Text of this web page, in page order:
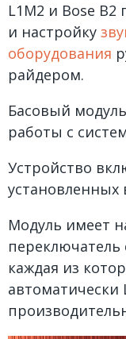
L1M2 и Bose
и настройку
оборудования
райдером.
Басовый
работы с
Устройство
Модуль имеет
каждая из
автоматически